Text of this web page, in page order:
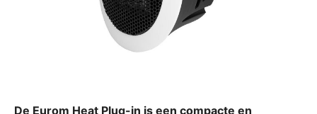
De Eurom Heat Plug-in is een compacte en